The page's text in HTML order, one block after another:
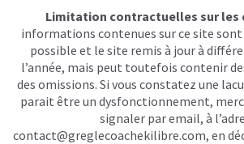
Limitation contractuelles sur les
informations contenues sur ce site sont
possible et le site remis à jour à
l’année, mais peut toutefois contenir
des omissions. Si vous constatez une
parait être un dysfonctionnement,
signaler par email, à
contact@greglecoachekilibre.com, en